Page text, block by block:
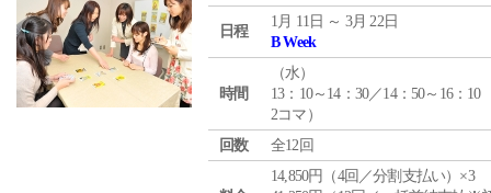
日程
1月 11日 ～ 3月 22日
B Week
時間
（水）
13：10～14：30／14：50～16：10
2コマ）
回数
全12回
14,850円（4回／分割支払い）×3